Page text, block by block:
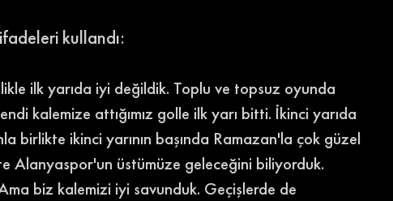
kullandı:
ilk yarıda iyi değildik. Toplu ve topsuz oyunda
kalemize attığımız golle ilk yarı bitti. İkinci yarıda
birlikte ikinci yarının başında Ramazan'la çok güzel
Alanyaspor'un üstümüze geleceğini biliyorduk.
biz kalemizi iyi savunduk. Geçişlerde de